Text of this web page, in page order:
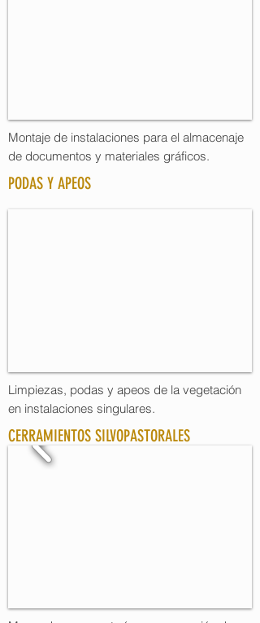
Montaje de instalaciones para el almacenaje
de documentos y materiales gráficos.
PODAS Y APEOS
Limpiezas, podas y apeos de la vegetación
en instalaciones singulares.
CERRAMIENTOS SILVOPASTORALES